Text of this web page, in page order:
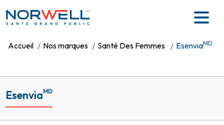
MD
Accueil Nos marques Santé Des Femmes EsenviaMD
EsenviaMD